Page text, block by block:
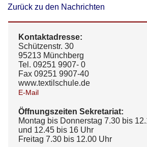
Zurück zu den Nachrichten
Kontaktadresse:
Schützenstr. 30
95213 Münchberg
Tel. 09251 9907- 0
Fax 09251 9907-40
www.textilschule.de
E-Mail
Öffnungszeiten Sekretariat:
Montag bis Donnerstag 7.30 bis
und 12.45 bis 16 Uhr
Freitag 7.30 bis 12.00 Uhr